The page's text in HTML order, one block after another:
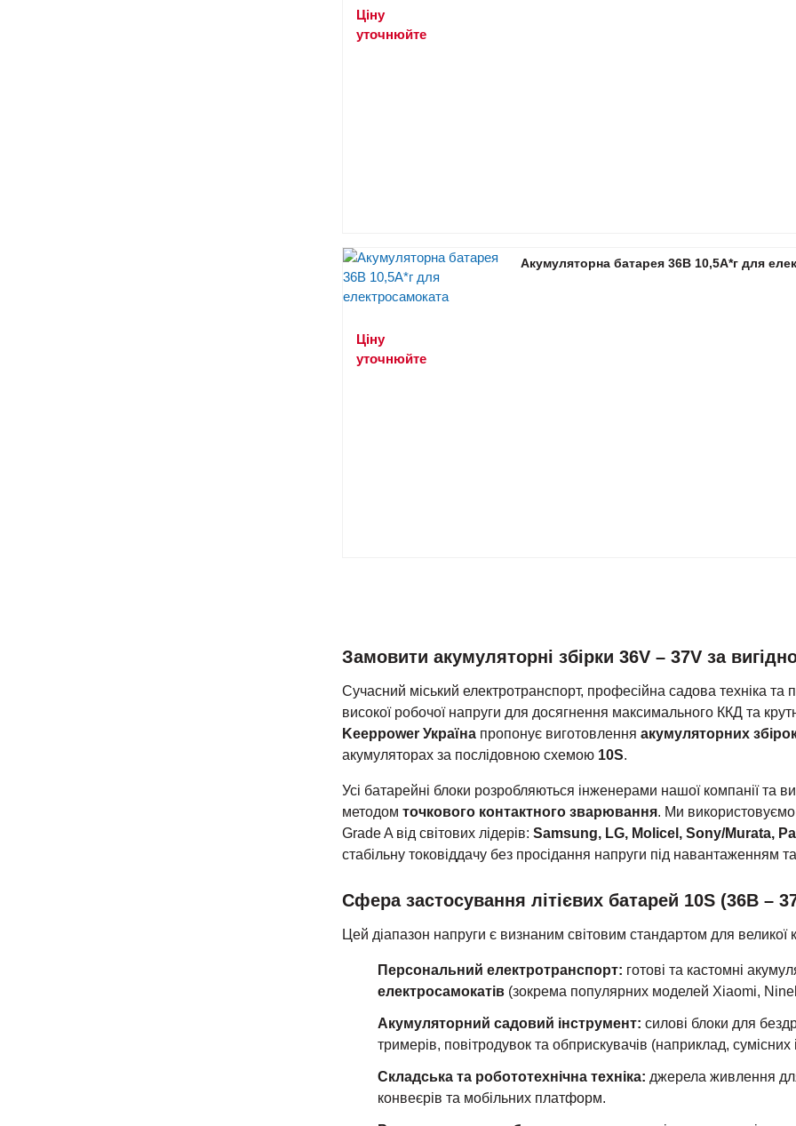
Ціну
уточнюйте
Акумуляторна батарея 36В 10,5А*г для
Ціну
уточнюйте
Замовити акумуляторні збірки 36V – 37V за
Сучасний міський електротранспорт, професійна садова техніка
високої робочої напруги для досягнення максимального ККД та
Keeppower Українапропонує виготовлення акумуляторних
акумуляторах за послідовною схемою 10S.
Усі батарейні блоки розробляються інженерами нашої компанії та
методом точкового контактного зварювання. Ми використовуємо
Grade A від світових лідерів: Samsung, LG, Molicel, Sony/Murata,
стабільну токовіддачу без просідання напруги під навантаженням
Сфера застосування літієвих батарей 10S (36В –
Цей діапазон напруги є визнаним світовим стандартом для великої
Персональний електротранспорт: готові та кастомні
електросамокатів(зокрема популярних моделей Xiaomi,
Акумуляторний садовий інструмент: силові блоки для
тримерів, повітродувок та обприскувачів (наприклад,
Складська та робототехнічна техніка: джерела живлення
конвеєрів та мобільних платформ.